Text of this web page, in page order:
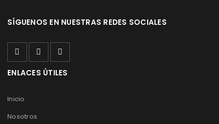
SÍGUENOS EN NUESTRAS REDES SOCIALES
ENLACES ÚTILES
Inicio
Nosotros